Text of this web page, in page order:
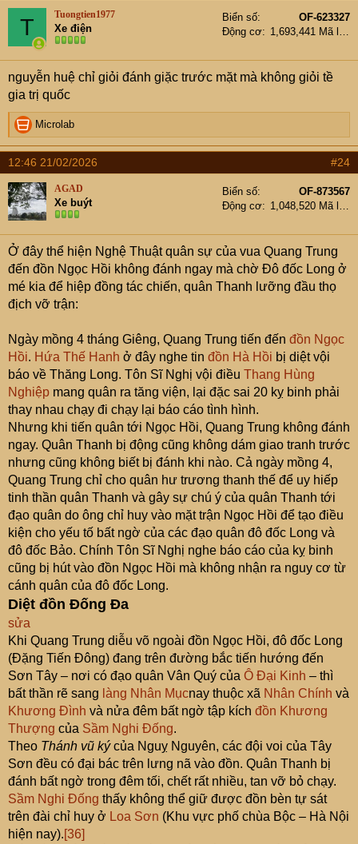
t
o
n
s
:
T Tuongtien1977
Xe điện
Biển số
OF-623327
Động cơ
1,693,441 Mã lực
nguyễn huệ chỉ giỏi đánh giặc trước mặt mà không giỏi tề
gia trị quốc
R
e
a
c
t
i
o
n
s
:
Microlab
12:46 21/02/2026 #24
AGAD
Xe buýt
Biển số
OF-873567
Động cơ
1,048,520 Mã lực
Ở đây thể hiện Nghệ Thuật quân sự của vua Quang Trung
đến đồn Ngọc Hồi không đánh ngay mà chờ Đô đốc Long ở
mé kia để hiệp đồng tác chiến, quân Thanh lưỡng đầu thọ
địch vỡ trận:
Ngày mồng 4 tháng Giêng, Quang Trung tiến đến đồn Ngọc
Hồi. Hứa Thế Hanh ở đây nghe tin đồn Hà Hồi bị diệt vội
báo về Thăng Long. Tôn Sĩ Nghị vội điều Thang Hùng
Nghiệp mang quân ra tăng viện, lại đặc sai 20 kỵ binh phải
thay nhau chạy đi chạy lại báo cáo tình hình.
Nhưng khi tiến quân tới Ngọc Hồi, Quang Trung không đánh
ngay. Quân Thanh bị động cũng không dám giao tranh trước
nhưng cũng không biết bị đánh khi nào. Cả ngày mồng 4,
Quang Trung chỉ cho quân hư trương thanh thế để uy hiếp
tinh thần quân Thanh và gây sự chú ý của quân Thanh tới
đạo quân do ông chỉ huy vào mặt trận Ngọc Hồi để tạo điều
kiện cho yếu tố bất ngờ của các đạo quân đô đốc Long và
đô đốc Bảo. Chính Tôn Sĩ Nghị nghe báo cáo của kỵ binh
cũng bị hút vào đồn Ngọc Hồi mà không nhận ra nguy cơ từ
cánh quân của đô đốc Long.
Diệt đồn Đống Đa
sửa
Khi Quang Trung diễu võ ngoài đồn Ngọc Hồi, đô đốc Long
(Đặng Tiến Đông) đang trên đường bắc tiến hướng đến
Sơn Tây – nơi có đạo quân Vân Quý của Ô Đại Kinh – thì
bất thần rẽ sang làng Nhân Mụcnay thuộc xã Nhân Chính và
Khương Đình và nửa đêm bất ngờ tập kích đồn Khương
Thượng của Sầm Nghi Đống.
Theo Thánh vũ kýcủa Nguỵ Nguyên, các đội voi của Tây
Sơn đều có đại bác trên lưng nã vào đồn. Quân Thanh bị
đánh bất ngờ trong đêm tối, chết rất nhiều, tan vỡ bỏ chạy.
Sầm Nghi Đống thấy không thể giữ được đồn bèn tự sát
trên đài chỉ huy ở Loa Sơn (Khu vực phố chùa Bộc – Hà Nội
hiện nay).[36]